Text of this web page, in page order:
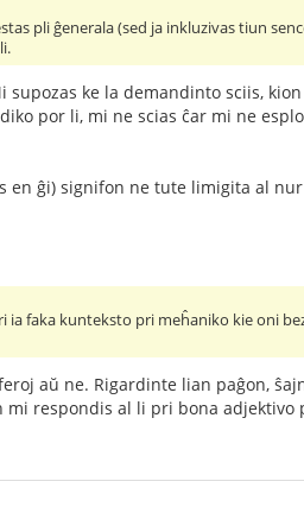
pli ĝenerala (sed ja inkluzivas tiun
ke la demandinto sciis,
por li, mi ne scias ĉar mi ne
en ĝi) signifon ne tute limigita al
faka kunteksto pri meĥaniko kie oni
aŭ ne. Rigardinte lian paĝon,
respondis al li pri bona